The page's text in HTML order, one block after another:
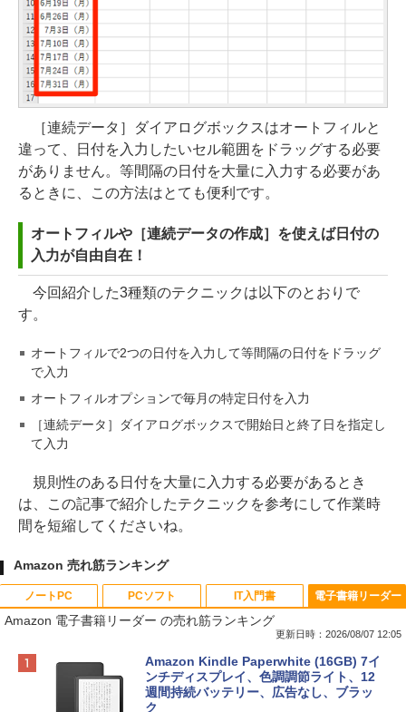
［連続データ］ダイアログボックスはオートフィルと
違って、日付を入力したいセル範囲をドラッグする必要
がありません。等間隔の日付を大量に入力する必要があ
るときに、この方法はとても便利です。
オートフィルや［連続データの作成］を使えば日付の
入力が自由自在！
今回紹介した3種類のテクニックは以下のとおりで
す。
オートフィルで2つの日付を入力して等間隔の日付をドラッグ
で入力
オートフィルオプションで毎月の特定日付を入力
［連続データ］ダイアログボックスで開始日と終了日を指定し
て入力
規則性のある日付を大量に入力する必要があるとき
は、この記事で紹介したテクニックを参考にして作業時
間を短縮してくださいね。
Amazon 売れ筋ランキング
ノートPC
Apple 2026 MacBook Neo A18 Proチッ
プ搭載13インチノートブック：AIとAppl
e Intelligence、Liquid Retinaディスプ
レイ、8GBメモリ、512GB SSD、1080p
PCソフト
Robloxギフトカード - 800 Robux 【限
定バーチャルアイテムを含む】 【オンラ
インゲームコード】 ロブロックス | オン
ラインコード版
IT入門書
生成AIパスポート公式テキスト 第４版
￥1,766
電子書籍リーダー
Amazon 電子書籍リーダー の売れ筋ランキング
更新日時：2026/08/07 12:05
Amazon Kindle Paperwhite (16GB) 7イ
ンチディスプレイ、色調調節ライト、12
週間持続バッテリー、広告なし、ブラッ
ク